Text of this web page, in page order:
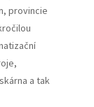
provincie
a tak